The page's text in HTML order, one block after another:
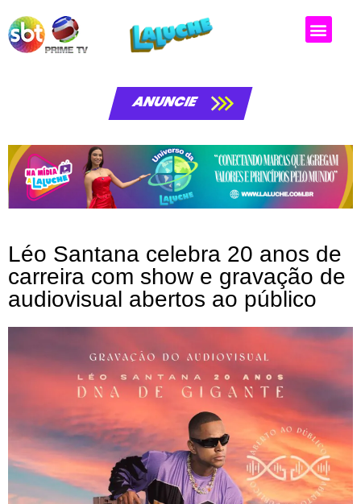
ANUNCIE
Léo Santana celebra 20 anos de
carreira com show e gravação de
audiovisual abertos ao público